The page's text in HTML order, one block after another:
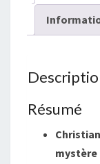
Scorpion
Résumé